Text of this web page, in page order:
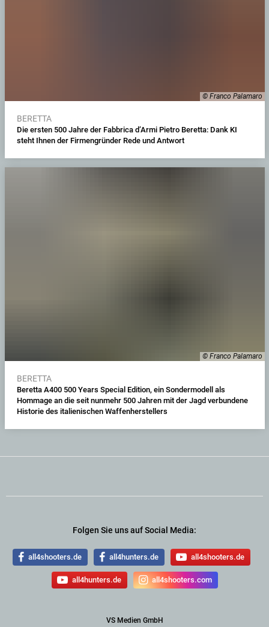
© Franco Palamaro
BERETTA
Die ersten 500 Jahre der Fabbrica d’Armi Pietro Beretta: Dank KI
steht Ihnen der Firmengründer Rede und Antwort
© Franco Palamaro
BERETTA
Beretta A400 500 Years Special Edition, ein Sondermodell als
Hommage an die seit nunmehr 500 Jahren mit der Jagd verbundene
Historie des italienischen Waffenherstellers
Folgen Sie uns auf Social Media:
all4shooters.de all4hunters.de all4shooters.de
all4hunters.de all4shooters.com
VS Medien GmbH